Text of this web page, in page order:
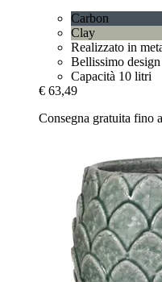
Carbon
Clay
Realizzato in
Bellissimo
Capacità 10 litri
€ 63,49
Consegna gratuita fino